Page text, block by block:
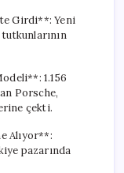
Girdi**: Yeni
1.156
Porsche,
çekti.
Alıyor**:
pazarında